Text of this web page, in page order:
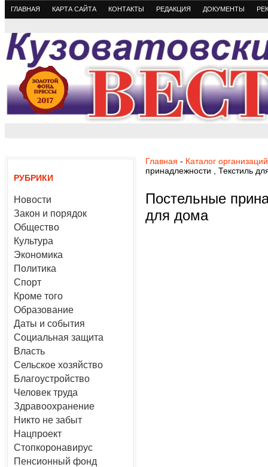
ГЛАВНАЯ КАРТА САЙТА КОНТАКТЫ РЕДАКЦИЯ ДОКУМЕНТЫ
РУБРИКИ
Новости
Закон и порядок
Общество
Культура
Экономика
Политика
Спорт
Кроме того
Образование
Даты и события
Социальная защита
Власть
Сельское хозяйство
Благоустройство
Человек труда
Здравоохранение
Никто не забыт
Нацпроект
Стопкоронавирус
Пенсионный фонд
Главная - Каталог организаций
принадлежности , Текстиль
Постельные
для дома